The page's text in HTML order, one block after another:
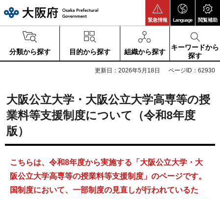
緊急情報 Language 閲覧補助
分類から探す 目的から探す 組織から探す
キーワードから
探す
更新日：2026年5月18日 ページID：62930
大阪公立大学・大阪公立大学高専等の授
業料等支援制度について（令和8年度
版）
こちらは、令和8年度から実施する「大阪公立大学・大
阪公立大学高専等の授業料等支援制度」のページです。
国制度において、一部制度の見直しが行われているた